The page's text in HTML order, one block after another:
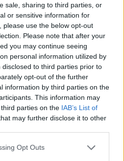
sale, sharing to third parties, or
or sensitive information for
please use the below opt-out
Please note that after your
you may continue seeing
personal information utilized by
to third parties prior to
opt-out of the further
information by third parties on the
This information may
parties on the IAB’s List of
may further disclose it to other
Opt Outs
vento in poppa fra